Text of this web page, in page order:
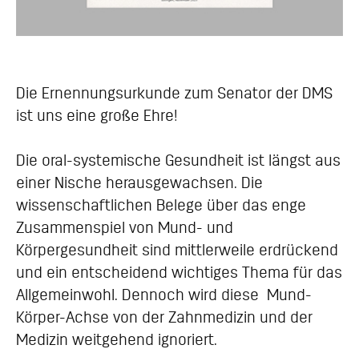
Die Ernennungsurkunde zum Senator der DMS
ist uns eine große Ehre!
Die oral-systemische Gesundheit ist längst aus
einer Nische herausgewachsen. Die
wissenschaftlichen Belege über das enge
Zusammenspiel von Mund- und
Körpergesundheit sind mittlerweile erdrückend
und ein entscheidend wichtiges Thema für das
Allgemeinwohl. Dennoch wird diese Mund-
Körper-Achse von der Zahnmedizin und der
Medizin weitgehend ignoriert.